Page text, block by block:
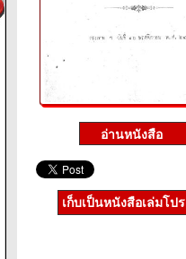
เก็บเป็นหนังสือเล่มโป